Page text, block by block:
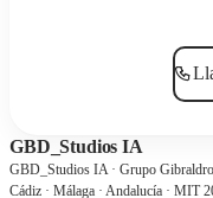
GBD_Studios IA
GBD_Studios IA · Grupo
Cádiz · Málaga · Andalucía · MIT